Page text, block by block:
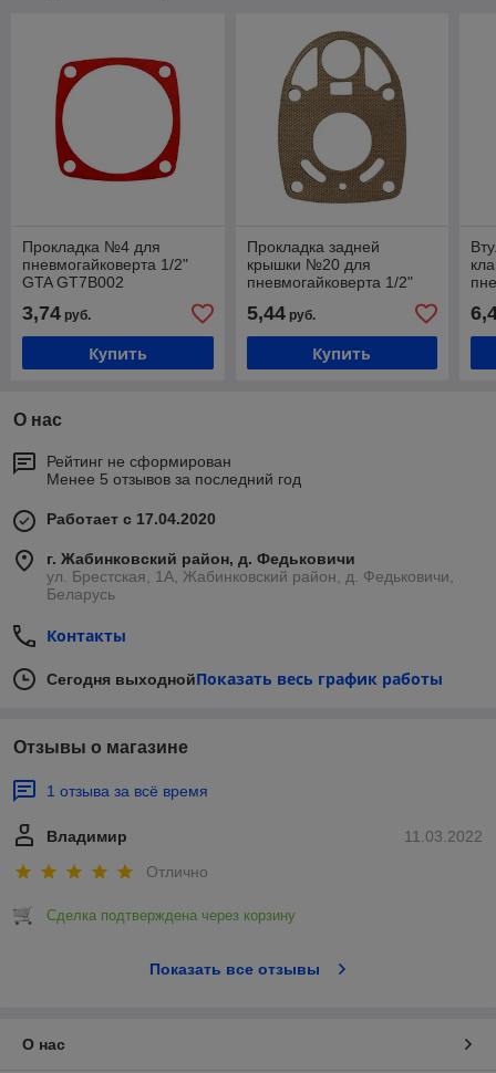
Прокладка №4 для
пневмогайковерта 1/2"
GTA GT7B002
3,74 руб.
Купить
Прокладка задней
крышки №20 для
пневмогайковерта 1/2"
5,44руб.
Купить
О нас
Рейтинг не сформирован
Менее 5 отзывов за последний год
Работает с 17.04.2020
г. Жабинковский район, д. Федьковичи
ул. Брестская, 1А, Жабинковский район, д. Федьковичи,
Беларусь
Контакты
Сегодня выходнойПоказать весь график работы
Отзывы о магазине
1 отзыва за всё время
11.03.2022
Владимир
Отлично
Сделка подтверждена через корзину
Показать все отзывы
О нас